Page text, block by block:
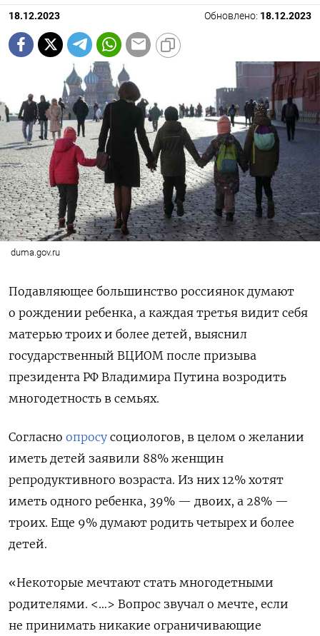
18.12.2023 Обновлено: 18.12.2023
duma.gov.ru
Подавляющее большинство россиянок думают
о рождении ребенка, а каждая третья видит себя
матерью троих и более детей, выяснил
государственный ВЦИОМ после призыва
президента РФ Владимира Путина возродить
многодетность в семьях.
Согласно опросу социологов, в целом о желании
иметь детей заявили 88% женщин
репродуктивного возраста. Из них 12% хотят
иметь одного ребенка, 39% — двоих, а 28% —
троих. Еще 9% думают родить четырех и более
детей.
«Некоторые мечтают стать многодетными
родителями. <…> Вопрос звучал о мечте, если
не принимать никакие ограничивающие